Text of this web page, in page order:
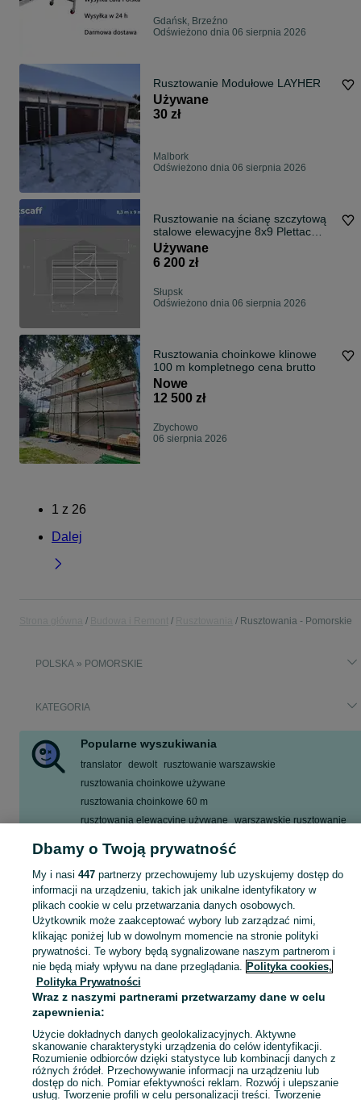
Gdańsk, Brzeźno
Odświeżono dnia 06 sierpnia 2026
Rusztowanie Modułowe LAYHER
Używane
30 zł
Malbork
Odświeżono dnia 06 sierpnia 2026
Rusztowanie na ścianę szczytową
stalowe elewacyjne 8x9 Plettac
szczyt stal nowe kompletne
Używane
6 200 zł
Słupsk
Odświeżono dnia 06 sierpnia 2026
Rusztowania choinkowe klinowe
100 m kompletnego cena brutto
Nowe
12 500 zł
Zbychowo
06 sierpnia 2026
1 z 26
Dalej
Rusztowania - Pomorskie
POLSKA » POMORSKIE
KATEGORIA
Popularne wyszukiwania
translator dewolt
rusztowanie warszawskie
rusztowania choinkowe używane
rusztowania choinkowe 60 m
rusztowania elewacyjne używane
warszawskie rusztowanie
Sprzedaż rusztowań budowlanych Pomorskie ▶️ Szeroki wybór w różnych konfiguracjach ✅ Nowe i używane w atrakcyjnych cenach ✌ Sprawdź oferty na OLX.pl!
Mapa kategorii
Mapa miejscowości
Mapa ministron
Popularne wyszukiwania
Dbamy o Twoją prywatność
My i nasi 447partnerzy przechowujemy lub uzyskujemy dostęp do
informacji na urządzeniu, takich jak unikalne identyfikatory w
plikach cookie w celu przetwarzania danych osobowych.
Użytkownik może zaakceptować wybory lub zarządzać nimi,
klikając poniżej lub w dowolnym momencie na stronie polityki
prywatności. Te wybory będą sygnalizowane naszym partnerom i
nie będą miały wpływu na dane przeglądania. Polityka cookies,
Polityka Prywatności
Wraz z naszymi partnerami przetwarzamy dane w celu
zapewnienia:
Użycie dokładnych danych geolokalizacyjnych. Aktywne
skanowanie charakterystyki urządzenia do celów identyfikacji.
Rozumienie odbiorców dzięki statystyce lub kombinacji danych z
różnych źródeł. Przechowywanie informacji na urządzeniu lub
dostęp do nich. Pomiar efektywności reklam. Rozwój i ulepszanie
usług. Tworzenie profili w celu personalizacji treści. Tworzenie